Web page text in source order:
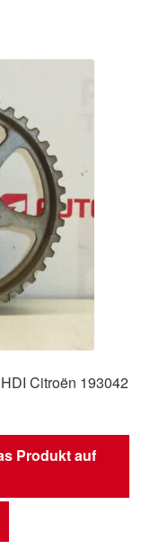
Citroën 193042
Produkt auf